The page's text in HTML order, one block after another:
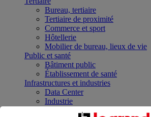
Bureau, tertiaire
Tertiaire de proximité
Commerce et sport
Hôtellerie
Mobilier de bureau, lieux de vie
Public et santé
Bâtiment public
Établissement de santé
Infrastructures et industries
Data Center
Industrie
Infrastructures